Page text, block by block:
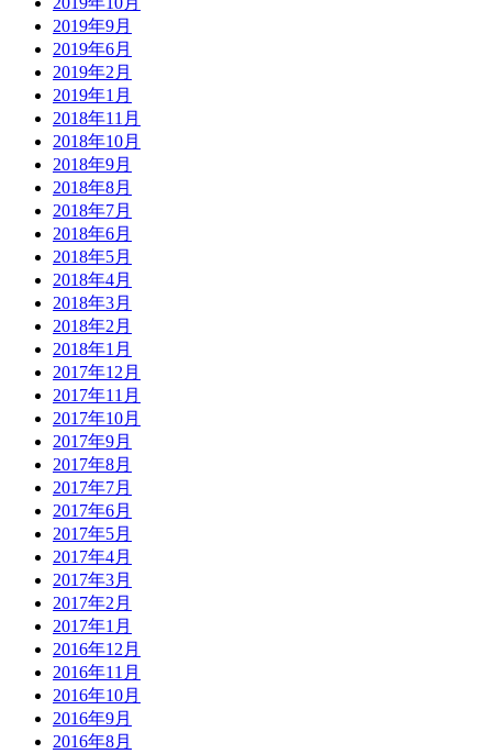
2019年9月
2019年6月
2019年2月
2019年1月
2018年11月
2018年10月
2018年9月
2018年8月
2018年7月
2018年6月
2018年5月
2018年4月
2018年3月
2018年2月
2018年1月
2017年12月
2017年11月
2017年10月
2017年9月
2017年8月
2017年7月
2017年6月
2017年5月
2017年4月
2017年3月
2017年2月
2017年1月
2016年12月
2016年11月
2016年10月
2016年9月
2016年8月